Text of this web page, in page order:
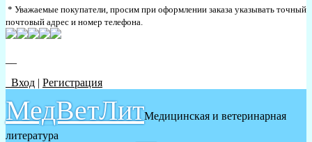
* Уважаемые покупатели, просим при оформлении заказа указывать точный
почтовый адрес и номер телефона.
Вход | Регистрация
МедВетЛитМедицинская и ветеринарная
литература